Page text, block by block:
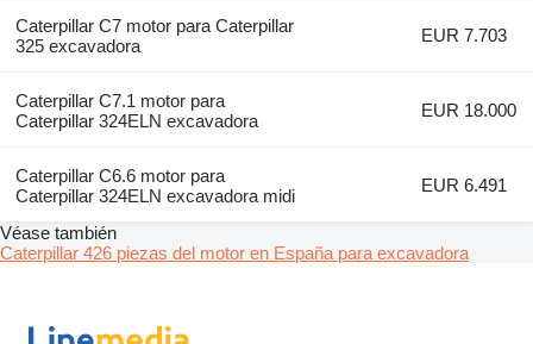
Caterpillar C7 motor para Caterpillar
325 excavadora
EUR 7.703
Caterpillar C7.1 motor para
Caterpillar 324ELN excavadora
EUR 18.000
Caterpillar C6.6 motor para
Caterpillar 324ELN excavadora midi
EUR 6.491
Véase también
Caterpillar 426 piezas del motor en España para excavadora